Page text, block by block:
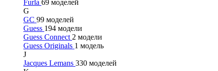
Furla 69 моделей
G
GC 99 моделей
Guess 194 модели
Guess Connect 2 модели
Guess Originals 1 модель
J
Jacques Lemans 330 моделей